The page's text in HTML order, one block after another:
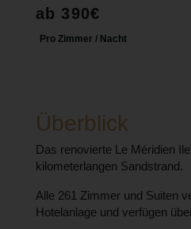
ab 390€
Pro Zimmer / Nacht
Überblick
Das renovierte Le Méridien
kilometerlangen Sandstrand.
Alle 261 Zimmer und Suiten
Hotelanlage und verfügen